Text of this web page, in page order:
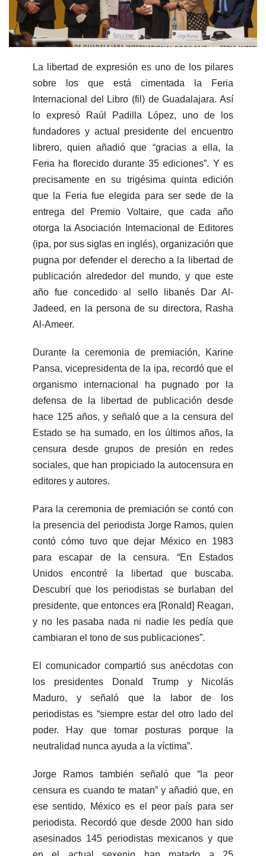
La libertad de expresión es uno de los pilares
sobre los que está cimentada la Feria
Internacional del Libro (fil) de Guadalajara. Así
lo expresó Raúl Padilla López, uno de los
fundadores y actual presidente del encuentro
librero, quien añadió que “gracias a ella, la
Feria ha florecido durante 35 ediciones”. Y es
precisamente en su trigésima quinta edición
que la Feria fue elegida para ser sede de la
entrega del Premio Voltaire, que cada año
otorga la Asociación Internacional de Editores
(ipa, por sus siglas en inglés), organización que
pugna por defender el derecho a la libertad de
publicación alrededor del mundo, y que este
año fue concedido al sello libanés Dar Al-
Jadeed, en la persona de su directora, Rasha
Al-Ameer.
Durante la ceremonia de premiación, Karine
Pansa, vicepresidenta de la ipa, recordó que el
organismo internacional ha pugnado por la
defensa de la libertad de publicación desde
hace 125 años, y señaló que a la censura del
Estado se ha sumado, en los últimos años, la
censura desde grupos de presión en redes
sociales, que han propiciado la autocensura en
editores y autores.
Para la ceremonia de premiación se contó con
la presencia del periodista Jorge Ramos, quien
contó cómo tuvo que dejar México en 1983
para escapar de la censura. “En Estados
Unidos encontré la libertad que buscaba.
Descubrí que los periodistas se burlaban del
presidente, que entonces era [Ronald] Reagan,
y no les pasaba nada ni nadie les pedía que
cambiaran el tono de sus publicaciones”.
El comunicador compartió sus anécdotas con
los presidentes Donald Trump y Nicolás
Maduro, y señaló que la labor de los
periodistas es “siempre estar del otro lado del
poder. Hay que tomar posturas porque la
neutralidad nunca ayuda a la víctima”.
Jorge Ramos también señaló que “la peor
censura es cuando te matan” y añadió que, en
ese sentido, México es el peor país para ser
periodista. Recordó que desde 2000 han sido
asesinados 145 periodistas mexicanos y que